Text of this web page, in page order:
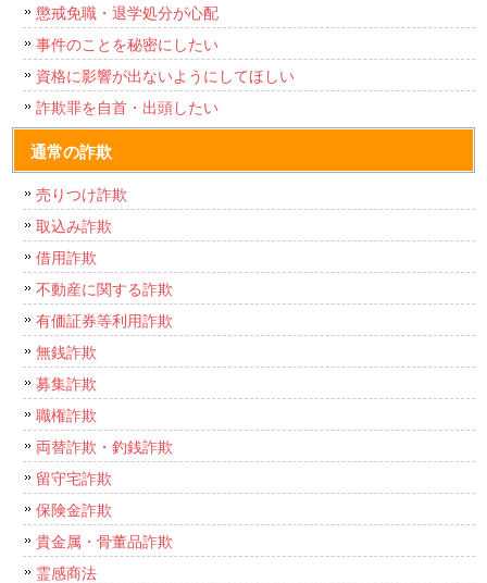
懲戒免職・退学処分が心配
事件のことを秘密にしたい
資格に影響が出ないようにしてほしい
詐欺罪を自首・出頭したい
通常の詐欺
売りつけ詐欺
取込み詐欺
借用詐欺
不動産に関する詐欺
有価証券等利用詐欺
無銭詐欺
募集詐欺
職権詐欺
両替詐欺・釣銭詐欺
留守宅詐欺
保険金詐欺
貴金属・骨董品詐欺
霊感商法